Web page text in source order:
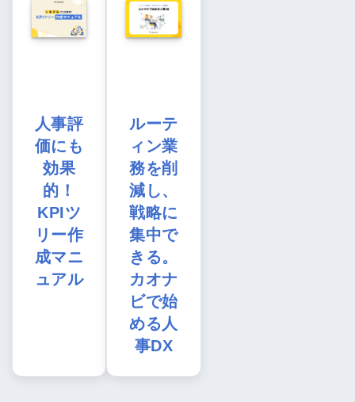
人事評
価にも
効果
的！
KPIツ
リー作
成マニ
ュアル
ルーテ
ィン業
務を削
減し、
戦略に
集中で
きる。
カオナ
ビで始
める人
事DX